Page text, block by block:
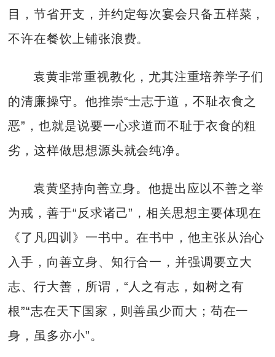
目，节省开支，并约定每次宴会只备五样菜，
不许在餐饮上铺张浪费。
袁黄非常重视教化，尤其注重培养学子们
的清廉操守。他推崇“士志于道，不耻衣食之
恶”，也就是说要一心求道而不耻于衣食的粗
劣，这样做思想源头就会纯净。
袁黄坚持向善立身。他提出应以不善之举
为戒，善于“反求诸己”，相关思想主要体现在
《了凡四训》一书中。在书中，他主张从治心
入手，向善立身、知行合一，并强调要立大
志、行大善，所谓，“人之有志，如树之有
根”“志在天下国家，则善虽少而大；苟在一
身，虽多亦小”。